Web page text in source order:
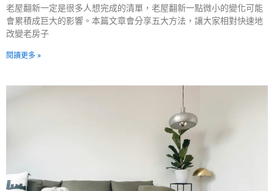
老屋翻新一定是很多人想完成的清單，老屋翻新一點微小的變化可能
會累積成巨大的影響。本篇文章會分享五大方法，讓大家相對快速地
改變老房子
閱讀更多 »